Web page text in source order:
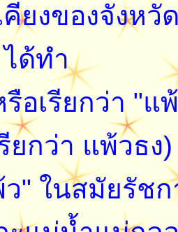
ยงของจังห
ด้ทำ
เรียกว่า "แพ้
ยกว่า แพ้วธ
" ในสมัยรัชก